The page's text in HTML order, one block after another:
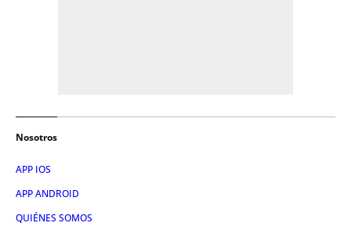
Nosotros
APP IOS
APP ANDROID
QUIÉNES SOMOS